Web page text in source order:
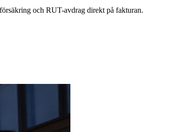
och RUT-avdrag direkt på fakturan.